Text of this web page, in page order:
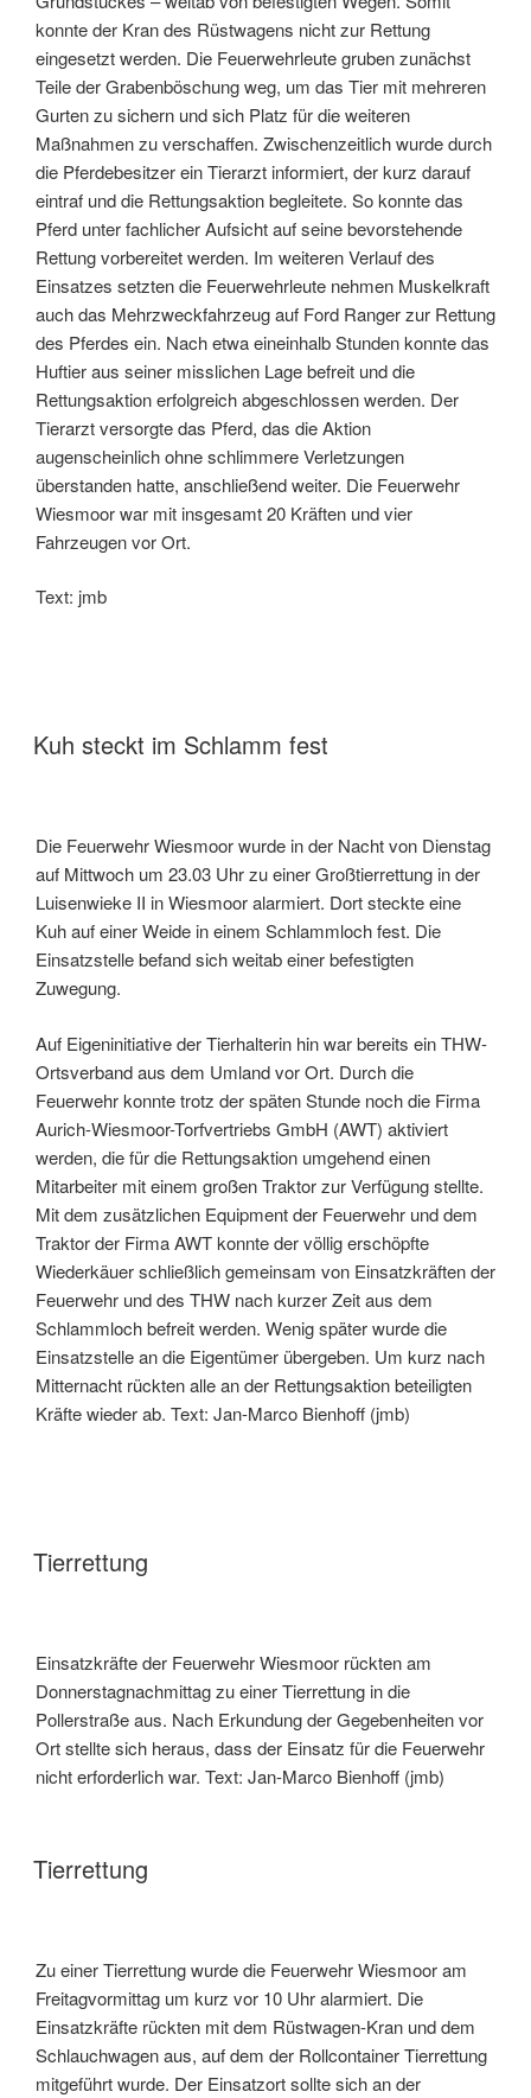
konnte der Kran des Rüstwagens nicht zur Rettung
eingesetzt werden. Die Feuerwehrleute gruben zunächst
Teile der Grabenböschung weg, um das Tier mit mehreren
Gurten zu sichern und sich Platz für die weiteren
Maßnahmen zu verschaffen. Zwischenzeitlich wurde durch
die Pferdebesitzer ein Tierarzt informiert, der kurz darauf
eintraf und die Rettungsaktion begleitete. So konnte das
Pferd unter fachlicher Aufsicht auf seine bevorstehende
Rettung vorbereitet werden. Im weiteren Verlauf des
Einsatzes setzten die Feuerwehrleute nehmen Muskelkraft
auch das Mehrzweckfahrzeug auf Ford Ranger zur Rettung
des Pferdes ein. Nach etwa eineinhalb Stunden konnte das
Huftier aus seiner misslichen Lage befreit und die
Rettungsaktion erfolgreich abgeschlossen werden. Der
Tierarzt versorgte das Pferd, das die Aktion
augenscheinlich ohne schlimmere Verletzungen
überstanden hatte, anschließend weiter. Die Feuerwehr
Wiesmoor war mit insgesamt 20 Kräften und vier
Fahrzeugen vor Ort.
Text: jmb
Kuh steckt im Schlamm fest
Die Feuerwehr Wiesmoor wurde in der Nacht von Dienstag
auf Mittwoch um 23.03 Uhr zu einer Großtierrettung in der
Luisenwieke II in Wiesmoor alarmiert. Dort steckte eine
Kuh auf einer Weide in einem Schlammloch fest. Die
Einsatzstelle befand sich weitab einer befestigten
Zuwegung.
Auf Eigeninitiative der Tierhalterin hin war bereits ein THW-
Ortsverband aus dem Umland vor Ort. Durch die
Feuerwehr konnte trotz der späten Stunde noch die Firma
Aurich-Wiesmoor-Torfvertriebs GmbH (AWT) aktiviert
werden, die für die Rettungsaktion umgehend einen
Mitarbeiter mit einem großen Traktor zur Verfügung stellte.
Mit dem zusätzlichen Equipment der Feuerwehr und dem
Traktor der Firma AWT konnte der völlig erschöpfte
Wiederkäuer schließlich gemeinsam von Einsatzkräften der
Feuerwehr und des THW nach kurzer Zeit aus dem
Schlammloch befreit werden. Wenig später wurde die
Einsatzstelle an die Eigentümer übergeben. Um kurz nach
Mitternacht rückten alle an der Rettungsaktion beteiligten
Kräfte wieder ab. Text: Jan-Marco Bienhoff (jmb)
Tierrettung
Einsatzkräfte der Feuerwehr Wiesmoor rückten am
Donnerstagnachmittag zu einer Tierrettung in die
Pollerstraße aus. Nach Erkundung der Gegebenheiten vor
Ort stellte sich heraus, dass der Einsatz für die Feuerwehr
nicht erforderlich war. Text: Jan-Marco Bienhoff (jmb)
Tierrettung
Zu einer Tierrettung wurde die Feuerwehr Wiesmoor am
Freitagvormittag um kurz vor 10 Uhr alarmiert. Die
Einsatzkräfte rückten mit dem Rüstwagen-Kran und dem
Schlauchwagen aus, auf dem der Rollcontainer Tierrettung
mitgeführt wurde. Der Einsatzort sollte sich an der